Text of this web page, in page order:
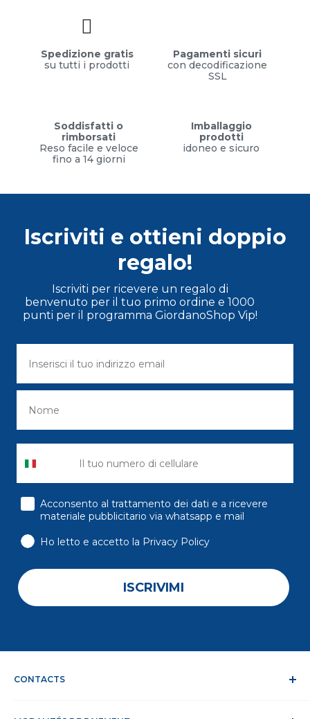
Spedizione gratis
su tutti i prodotti
Pagamenti sicuri
con decodificazione
SSL
Soddisfatti o
rimborsati
Reso facile e veloce
fino a 14 giorni
Imballaggio
prodotti
idoneo e sicuro
Iscriviti e ottieni doppio
regalo!
Iscriviti per ricevere un regalo di
benvenuto per il tuo primo ordine e 1000
punti per il programma GiordanoShop Vip!
consenso
Acconsento al trattamento dei dati e a ricevere
materiale pubblicitario via whatsapp e mail
Ho letto e accetto la Privacy Policy
ISCRIVIMI
CONTACTS